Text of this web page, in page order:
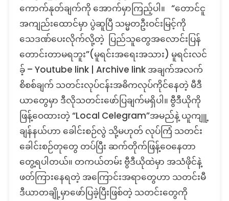
ကောက်နုတ်ချက်ကို အောက်မှာကြည့်ပါ။ “တောင်ငူ
အကျည်းထောင်မှာ ပွဲဆူပြီ သမ္မတဦးဝင်းမြင့်ကို
သေဒဏ်ပေးလိုက်လို့တဲ့ ပြည်သူတွေအလောင်းပြန်
တောင်းတာမရဘူး”(မူရင်းအရေးအသား) မူရင်းလင်
ခ့် – Youtube link | Archive link အချက်အလက်
စိစစ်ချက် သတင်းလုပ်ငန်းအဓိကလုပ်ကိုင်နေတဲ့ မီဒီ
ယာတွေမှာ ဒီလိုသတင်းဖော်ပြချက်မရှိပါ။ ဗွီဒီယိုကို
ဖြန့်ဝေထားတဲ့ “Local Celegram”အမည်နဲ့ ယူကျူ့
ချန်နယ်ဟာ ခေါင်းစဉ်လွဲ သို့မဟုတ် လုပ်ကြံ သတင်း
ခေါင်းစဉ်တုတွေ တပ်ပြီး ဆက်တိုက်ဖြန့်ဝေနေတာ
တွေ့ရပါတယ်။ တကယ်တမ်း ဗွီဒီယိုထဲမှာ အသံဖိုင်နဲ့
ဖတ်ကြားနေရတဲ့ အကြောင်းအရာတွေဟာ သတင်းမီ
ဒီယာတချို့မှာဖော်ပြခဲ့ပြီးဖြစ်တဲ့ သတင်းတွေကို